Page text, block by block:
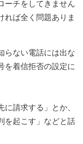
ーチをしてきません
れば全く問題ありま
らない電話には出な
を着信拒否の設定に
請求する」とか、
を起こす」などと話